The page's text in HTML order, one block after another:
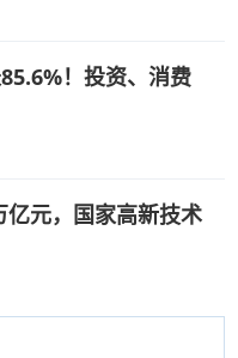
！投资、消费
元，国家高新技术